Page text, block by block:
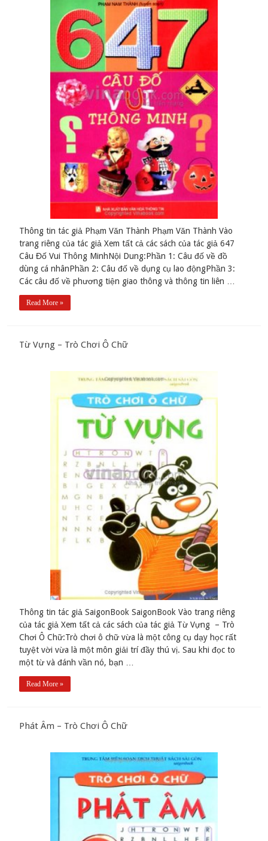
Thông tin tác giả Phạm Văn Thành Phạm Văn Thành Vào
trang riêng của tác giả Xem tất cả các sách của tác giả 647
Câu Đố Vui Thông MinhNội Dung:Phần 1: Câu đố về đồ
dùng cá nhânPhần 2: Câu đố về dụng cụ lao độngPhần 3:
Các câu đố về phương tiện giao thông và thông tin liên …
Read More »
Từ Vựng – Trò Chơi Ô Chữ
Thông tin tác giả SaigonBook SaigonBook Vào trang riêng
của tác giả Xem tất cả các sách của tác giả Từ Vựng – Trò
Chơi Ô Chữ:Trò chơi ô chữ vừa là một công cụ dạy học rất
tuyệt vời vừa là một môn giải trí đầy thú vị. Sau khi đọc to
một từ và đánh vần nó, bạn …
Read More »
Phát Âm – Trò Chơi Ô Chữ